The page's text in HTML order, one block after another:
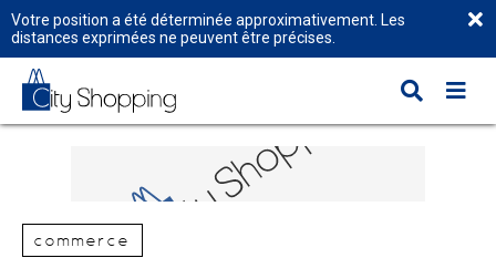
Votre position a été déterminée approximativement. Les
distances exprimées ne peuvent être précises.
commerce